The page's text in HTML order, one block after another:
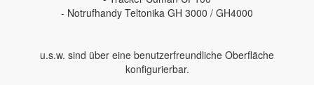
- Notrufhandy Teltonika GH 3000 / GH4000
u.s.w. sind über eine benutzerfreundliche Oberfläche
konfigurierbar.